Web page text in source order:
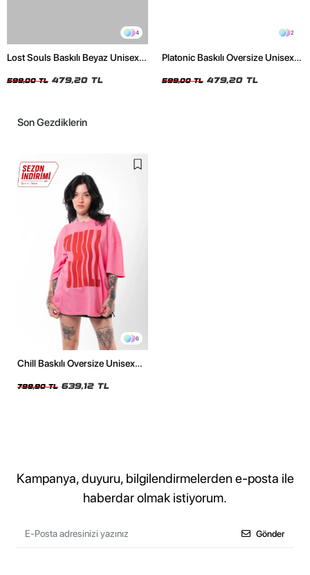
4
Lost Souls Baskılı Beyaz Unisex
599,00 TL 479,20 TL
2
Platonic Baskılı Oversize Unisex
599,00 TL 479,20 TL
Son Gezdiklerin
6
Chill Baskılı Oversize Unisex
798,90 TL 639,12 TL
Kampanya, duyuru, bilgilendirmelerden e-posta ile
haberdar olmak istiyorum.
Gönder